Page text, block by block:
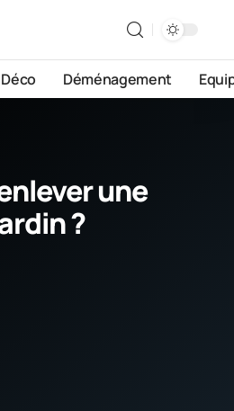
Déco Déménagement
une
?